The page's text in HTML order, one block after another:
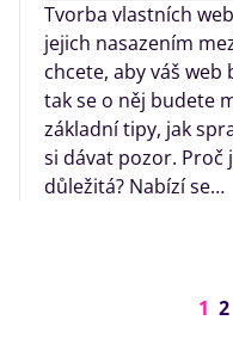
Tvorba vlastních
jejich nasazením
chcete, aby váš
tak se o něj budete
základní tipy, jak
si dávat pozor. Proč
důležitá? Nabízí se…
1 2